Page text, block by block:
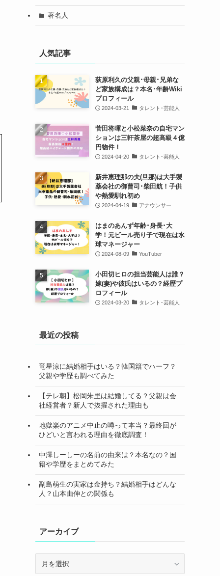
著名人
人気記事
荻原利久の父親･母親･兄弟な
ど家族構成は？本名･年齢Wiki
プロフィール
2024-03-21 タレント･芸能人
菅田将暉と小松菜奈の自宅マン
ションは三軒茶屋の超高級４億
円物件！
2024-04-20 タレント･芸能人
新井恵理那の夫(旦那)は大手製
薬会社の御曹司･柴田航！子供
や熱愛馴れ初め
2024-04-19 アナウンサー
はまのあんず年齢･身長･大
学！元ビール売り子で現在は水
球マネージャー
2024-08-09 YouTuber
小田切ヒロの担当芸能人は誰？
嫁(妻)や彼氏はいるの？経歴プ
ロフィール
2024-03-20 タレント･芸能人
最近の投稿
竜星涼に結婚相手はいる？韓国籍でハーフ？
父親や学歴も調べてみた
【テレ朝】松岡朱里は結婚してる？父親は会
社経営者？新人で抜擢された理由も
地獄楽のアニメ中止の噂って本当？最終回が
ひどいと言われる理由を徹底調査！
中澤しーしーの名前の由来は？本名なの？国
籍や学歴をまとめてみた
副島萌生の実家は金持ち？結婚相手はどんな
人？山本由伸との関係も
アーカイブ